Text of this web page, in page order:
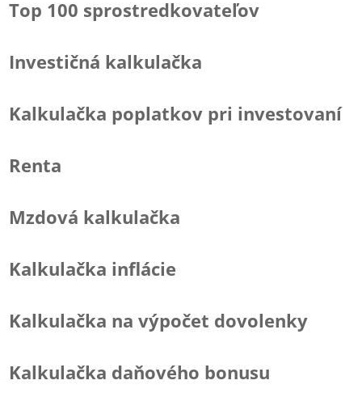
Top 100 sprostredkovateľov
Investičná kalkulačka
Kalkulačka poplatkov pri investovaní
Renta
Mzdová kalkulačka
Kalkulačka inflácie
Kalkulačka na výpočet dovolenky
Kalkulačka daňového bonusu